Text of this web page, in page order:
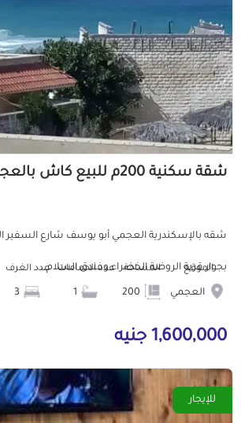
شقة سكنية 200م للبيع كاش بالعجمي الإسكندرية
شقه بالإسكندرية العجمي أبو يوسف شارع السفير
بجوار قرية الروضة الخضراء وفندق السلام...
الموقع
العجمي
المساحة عدد الحمامات عدد الغرف
1,600,000 جنيه
للإيجار